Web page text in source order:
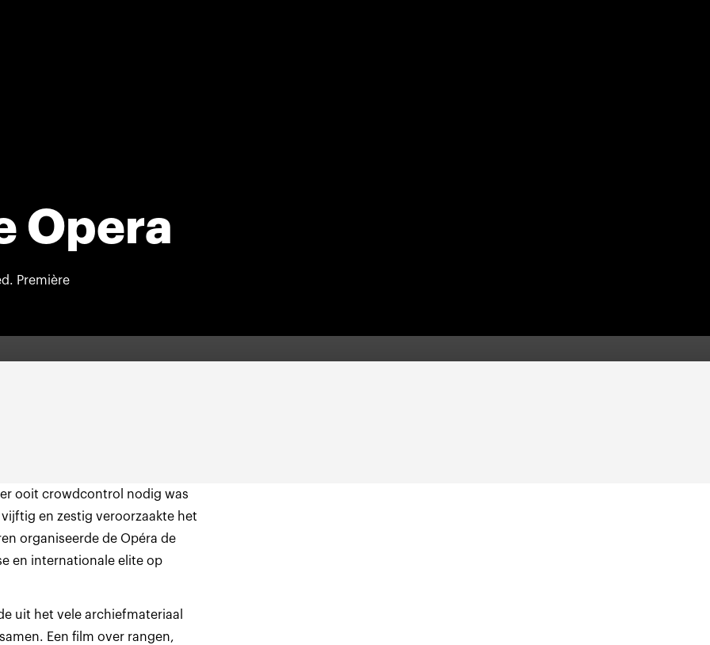
Opera
Première
ooit crowdcontrol nodig was
en zestig veroorzaakte het
organiseerde de Opéra de
en internationale elite op
uit het vele archiefmateriaal
Een film over rangen,